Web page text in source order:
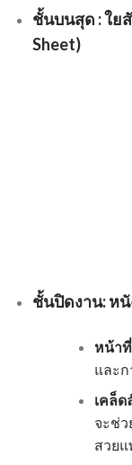
ชั้นบนสุด : ใย
Sheet)
ชั้นปิดงาน: หนั
หน้า
และ
เคล็ด
จะช่
สวย